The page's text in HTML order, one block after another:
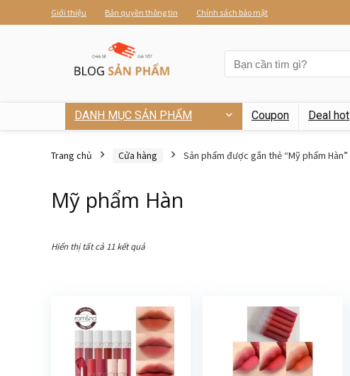
Giới thiệu Bản quyền thông tin Chính sách bảo mật
DANH MỤC SẢN PHẨM Coupon Deal hot
Trang chủ Cửa hàng Sản phẩm được gắn thẻ “Mỹ phẩm Hàn”
Mỹ phẩm Hàn
Hiển thị tất cả 11 kết quả